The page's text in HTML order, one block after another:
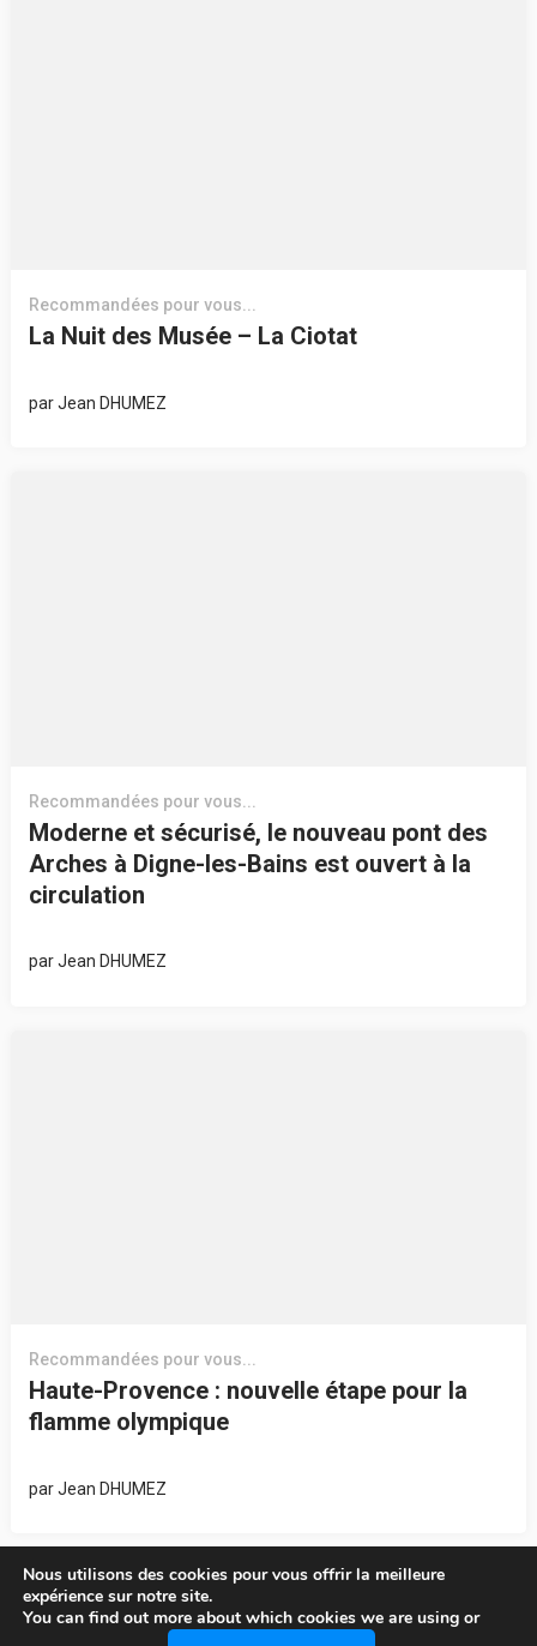
Recommandées pour vous...
La Nuit des Musée – La Ciotat
parJean DHUMEZ
Recommandées pour vous...
Moderne et sécurisé, le nouveau pont des
Arches à Digne-les-Bains est ouvert à la
circulation
parJean DHUMEZ
Recommandées pour vous...
Haute-Provence : nouvelle étape pour la
flamme olympique
parJean DHUMEZ
Nous utilisons des cookies pour vous offrir la meilleure
expérience sur notre site.
You can find out more about which cookies we are using or